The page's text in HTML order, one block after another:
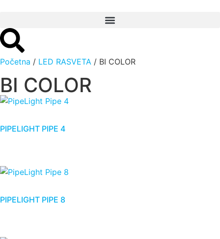
Početna / LED RASVETA / BI COLOR
BI COLOR
PIPELIGHT PIPE 4
PIPELIGHT PIPE 8